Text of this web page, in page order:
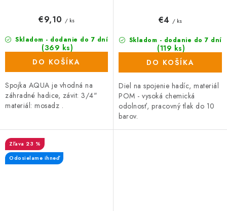
Skladom - dodanie do 7 dní
(369 ks)
€9,10 / ks
DO KOŠÍKA
Spojka AQUA je vhodná na
záhradné hadice, závit: 3/4"
materiál: mosadz .
Skladom - dodanie do 7 dní
(119 ks)
€4 / ks
DO KOŠÍKA
Diel na spojenie hadíc, materiál
POM - vysoká chemická
odolnosť, pracovný tlak do 10
barov.
23 %
Odosielame ihneď